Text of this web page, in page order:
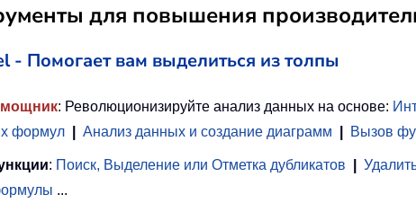
для повышения
- Помогает вам выделиться из толпы
: Революционизируйте анализ данных на основе:
формул
Анализ данных и создание диаграмм Вызов
: Поиск, Выделение или Отметка дубликатов
...